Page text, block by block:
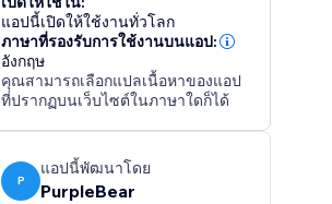
แอปนี้เปิดให้ใช้งานทั่วโลก
ภาษาที่รองรับการใช้งานบนแอป:
อังกฤษ
คุณสามารถเลือกแปลเนื้อหาของแอป
ที่ปรากฏบนเว็บไซต์ในภาษาใดก็ได้
P
แอปนี้พัฒนาโดย
PurpleBear